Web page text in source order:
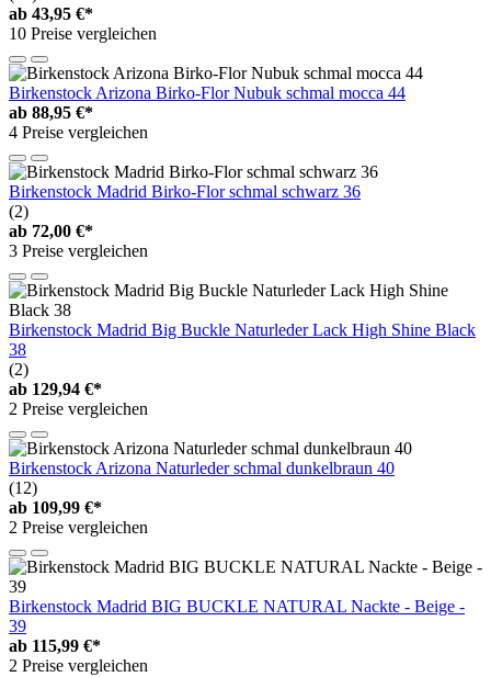
ab 43,95 €*
10 Preise vergleichen
Birkenstock Arizona Birko-Flor Nubuk schmal mocca 44
ab 88,95 €*
4 Preise vergleichen
Birkenstock Madrid Birko-Flor schmal schwarz 36
(2)
ab 72,00 €*
3 Preise vergleichen
Birkenstock Madrid Big Buckle Naturleder Lack High Shine Black
38
(2)
ab 129,94 €*
2 Preise vergleichen
Birkenstock Arizona Naturleder schmal dunkelbraun 40
(12)
ab 109,99 €*
2 Preise vergleichen
Birkenstock Madrid BIG BUCKLE NATURAL Nackte - Beige -
39
ab 115,99 €*
2 Preise vergleichen